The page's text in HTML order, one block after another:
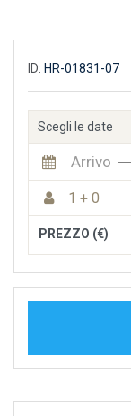
ID: HR-01831-07
Scegli le date
Arrivo
1 + 0
PREZZO (€)